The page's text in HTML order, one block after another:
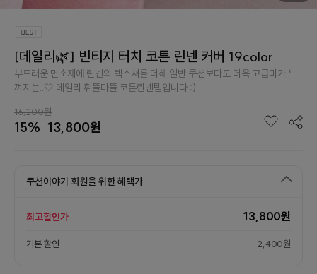
[데일리🌿] 빈티지 터치 코튼 린넨 커버 19color
부드러운 면소재에 린넨의 텍스쳐를 더해 일반 쿠션보다도 더욱 고급미가 느
껴지는..🤍 데일리 휘뚤마뚤 코튼린넨템입니다 :)
16,200원
15% 13,800원
쿠션이야기 회원을 위한 혜택가
최고할인가 13,800원
기본 할인 2,400원